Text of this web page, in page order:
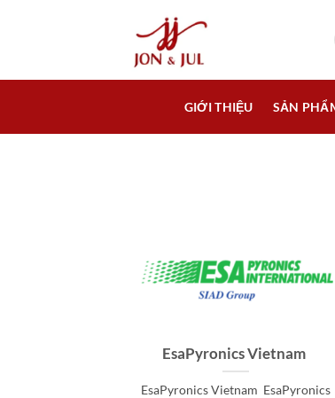
dung
GIỚI THIỆU SẢN
EsaPyronics Vietnam
EsaPyronics Vietnam EsaPyronics